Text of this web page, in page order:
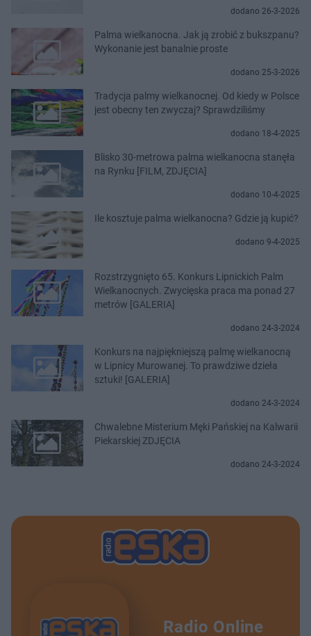
dodano 26-3-2026
Palma wielkanocna. Jak ją zrobić z bukszpanu?
Wykonanie jest banalnie proste
dodano 25-3-2026
Tradycja palmy wielkanocnej. Od kiedy w Polsce
jest obecny ten zwyczaj? Sprawdziliśmy
dodano 18-4-2025
Blisko 30-metrowa palma wielkanocna stanęła
na Rynku [FILM, ZDJĘCIA]
dodano 10-4-2025
Ile kosztuje palma wielkanocna? Gdzie ją kupić?
dodano 9-4-2025
Rozstrzygnięto 65. Konkurs Lipnickich Palm
Wielkanocnych. Zwycięska praca ma ponad 27
metrów [GALERIA]
dodano 24-3-2024
Konkurs na najpiękniejszą palmę wielkanocną
w Lipnicy Murowanej. To prawdziwe dzieła
sztuki! [GALERIA]
dodano 24-3-2024
Chwalebne Misterium Męki Pańskiej na Kalwarii
Piekarskiej ZDJĘCIA
dodano 24-3-2024
Radio Online